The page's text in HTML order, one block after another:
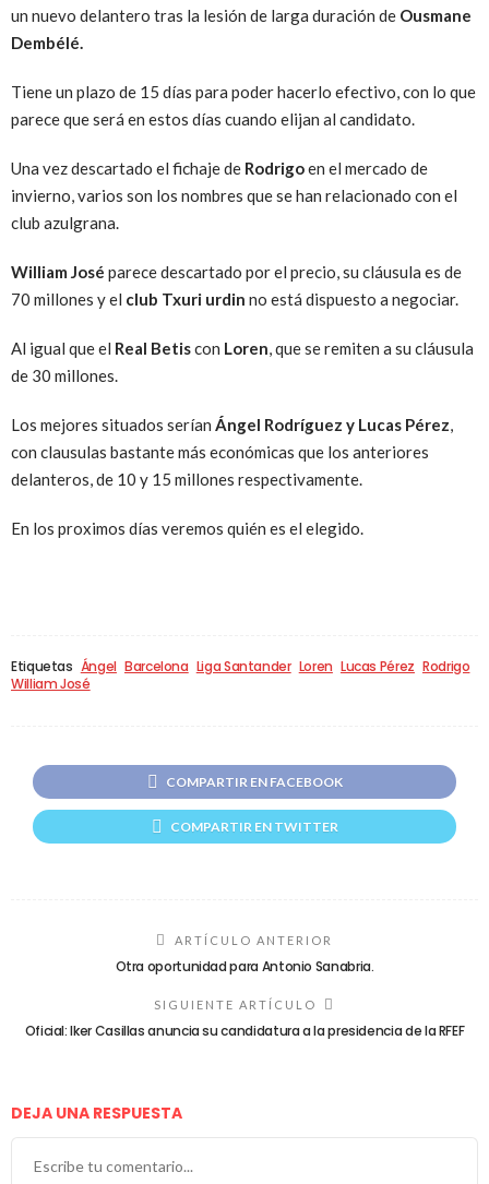
un nuevo delantero tras la lesión de larga duración de Ousmane
Dembélé.
Tiene un plazo de 15 días para poder hacerlo efectivo, con lo que
parece que será en estos días cuando elijan al candidato.
Una vez descartado el fichaje de Rodrigoen el mercado de
invierno, varios son los nombres que se han relacionado con el
club azulgrana.
William José parece descartado por el precio, su cláusula es de
70 millones y el club Txuri urdin no está dispuesto a negociar.
Al igual que el Real Betiscon Loren, que se remiten a su cláusula
de 30 millones.
Los mejores situados serían Ángel Rodríguez y Lucas Pérez,
con clausulas bastante más económicas que los anteriores
delanteros, de 10 y 15 millones respectivamente.
En los proximos días veremos quién es el elegido.
Etiquetas Ángel Barcelona Liga Santander Loren Lucas Pérez Rodrigo
William José
COMPARTIR EN FACEBOOK
COMPARTIR EN TWITTER
ARTÍCULO ANTERIOR
Otra oportunidad para Antonio Sanabria.
SIGUIENTE ARTÍCULO
Oficial: Iker Casillas anuncia su candidatura a la presidencia de la RFEF
DEJA UNA RESPUESTA